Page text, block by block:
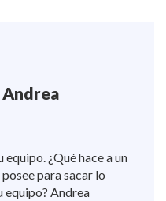
Andrea
¿Qué hace a un
para sacar lo
equipo? Andrea